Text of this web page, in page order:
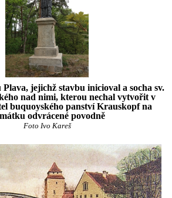
jejichž stavbu inicioval a socha sv.
nad nimi, kterou nechal vytvořit v
buquoyského panství Krauskopf na
odvrácené povodně
Foto Ivo Kareš